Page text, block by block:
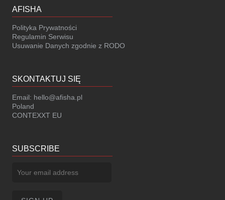
AFISHA
Polityka Prywatności
Regulamin Serwisu
Usuwanie Danych zgodnie z RODO
SKONTAKTUJ SIĘ
Email: hello@afisha.pl
Poland
CONTEXXT EU
SUBSCRIBE